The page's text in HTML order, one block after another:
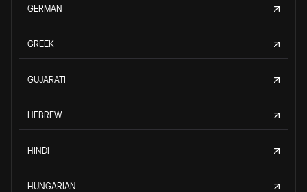
GERMAN
GREEK
GUJARATI
HEBREW
HINDI
HUNGARIAN